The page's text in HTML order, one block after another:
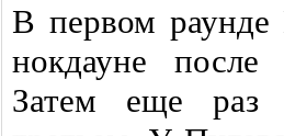
В первом
нокдауне
Затем еще раз